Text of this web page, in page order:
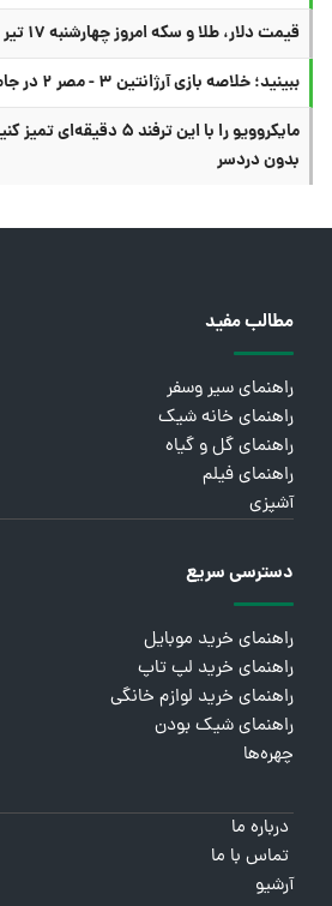
قیمت دلار، طلا و سکه امروز چهارشنبه ۱۷ تیر ۱۴۰۵
ببینید؛ خلاصه بازی آرژانتین ۳ - مصر ۲ در جام جهانی
مایکروویو را با این ترفند
بدون دردسر
مطالب مفید
راهنمای سیر وسفر
راهنمای خانه شیک
راهنمای گل و گیاه
راهنمای فیلم
آشپزی
دسترسی سریع
راهنمای خرید موبایل
راهنمای خرید لپ تاپ
راهنمای خرید لوازم خانگی
راهنمای شیک بودن
چهره‌ها
درباره ما
تماس با ما
آرشیو